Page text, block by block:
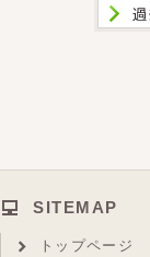
SITEMAP
トップページ